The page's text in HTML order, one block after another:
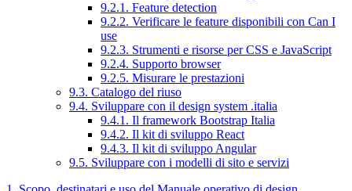
9.2.1. Feature detection
9.2.2. Verificare le feature disponibili con Can I
use
9.2.3. Strumenti e risorse per CSS e JavaScript
9.2.4. Supporto browser
9.2.5. Misurare le prestazioni
9.3. Catalogo del riuso
9.4. Sviluppare con il design system .italia
9.4.1. Il framework Bootstrap Italia
9.4.2. Il kit di sviluppo React
9.4.3. Il kit di sviluppo Angular
9.5. Sviluppare con i modelli di sito e servizi